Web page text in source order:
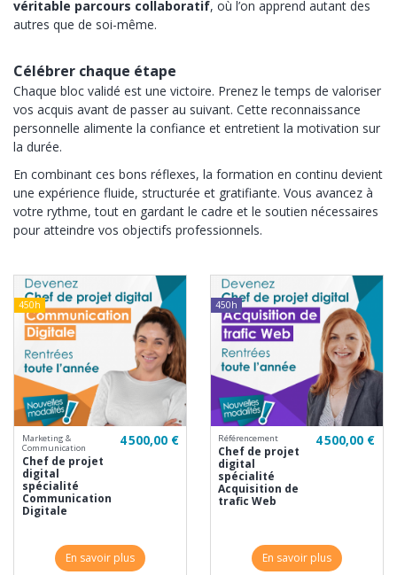
véritable parcours collaboratif, où l’on apprend autant des
autres que de soi-même.
Célébrer chaque étape
Chaque bloc validé est une victoire. Prenez le temps de valoriser
vos acquis avant de passer au suivant. Cette reconnaissance
personnelle alimente la confiance et entretient la motivation sur
la durée.
En combinant ces bons réflexes, la formation en continu devient
une expérience fluide, structurée et gratifiante. Vous avancez à
votre rythme, tout en gardant le cadre et le soutien nécessaires
pour atteindre vos objectifs professionnels.
450h
Marketing &
Communication
Chef de projet
digital
spécialité
Communication
Digitale
4 500,00 €
En savoir plus
450h
Référencement
Chef de projet
digital
spécialité
Acquisition de
trafic Web
4 500,00 €
En savoir plus